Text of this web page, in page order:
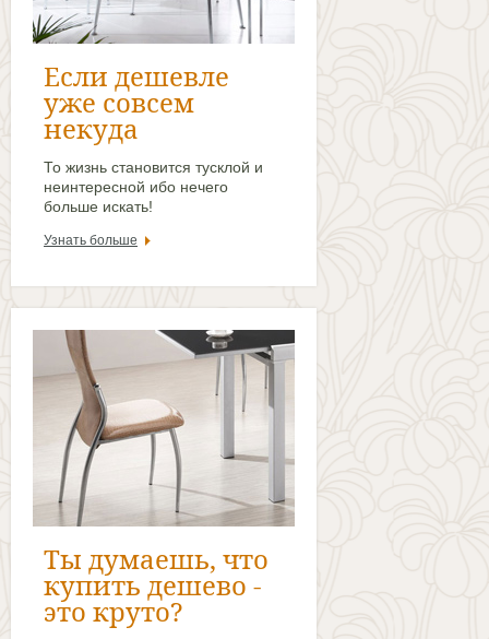
Если дешевле
уже совсем
некуда
То жизнь становится тусклой и
неинтересной ибо нечего
больше искать!
Узнать больше
Ты думаешь, что
купить дешево -
это круто?